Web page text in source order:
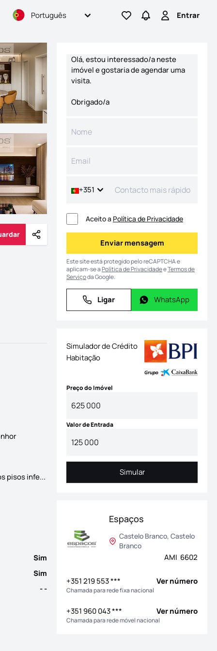
Português Ir para os favoritos
Ir para pesquisas
Entrar
Entrar
Guardar Partilhar
pisos infe... Espaços... na sua vida! Novo Empreendimento
Sim
Sim
- -
+351
Aceito a Política de Privacidade
Enviar mensagem
Enviar mensagem
Este site está protegido pelo reCAPTCHA e
aplicam-se aPolítica de PrivacidadeeTermos de
Serviçoda Google.
Ligar
Ligar WhatsApp
WhatsApp
Simulador de Crédito
Habitação
Preço do Imóvel
Valor de Entrada
Simular
Simular
Espaços
Castelo Branco, Castelo
Branco
AMI 6602
+351 219 553 *** Ver número
Chamada para rede fixa nacional
+351 960 043 *** Ver número
Chamada para rede móvel nacional